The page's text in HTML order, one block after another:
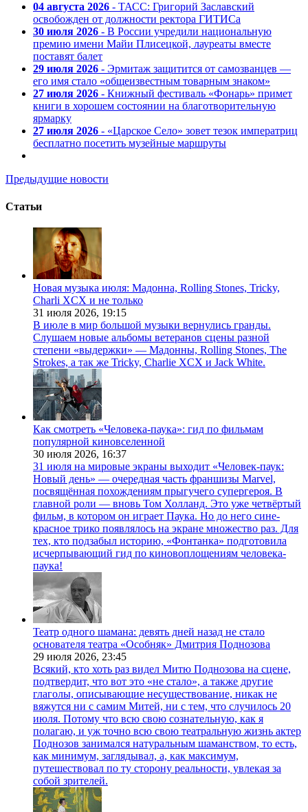
04 августа 2026 - ТАСС: Григорий Заславский
освобожден от должности ректора ГИТИСа
30 июля 2026 - В России учредили национальную
премию имени Майи Плисецкой, лауреаты вместе
поставят балет
29 июля 2026 - Эрмитаж защитится от самозванцев —
его имя стало «общеизвестным товарным знаком»
27 июля 2026 - Книжный фестиваль «Фонарь» примет
книги в хорошем состоянии на благотворительную
ярмарку
27 июля 2026 - «Царское Село» зовет тезок императриц
бесплатно посетить музейные маршруты
Предыдущие новости
Статьи
Новая музыка июля: Мадонна, Rolling Stones, Tricky,
Charli XCX и не только
31 июля 2026, 19:15
В июле в мир большой музыки вернулись гранды.
Слушаем новые альбомы ветеранов сцены разной
степени «выдержки» — Мадонны, Rolling Stones, The
Strokes, а так же Tricky, Charlie XCX и Jack White.
Как смотреть «Человека-паука»: гид по фильмам
популярной киновселенной
30 июля 2026, 16:37
31 июля на мировые экраны выходит «Человек-паук:
Новый день» — очередная часть франшизы Marvel,
посвящённая похождениям прыгучего супергероя. В
главной роли — вновь Том Холланд. Это уже четвёртый
фильм, в котором он играет Паука. Но до него сине-
красное трико появлялось на экране множество раз. Для
тех, кто подзабыл историю, «Фонтанка» подготовила
исчерпывающий гид по киновоплощениям человека-
паука!
Театр одного шамана: девять дней назад не стало
основателя театра «Особняк» Дмитрия Поднозова
29 июля 2026, 23:45
Всякий, кто хоть раз видел Митю Поднозова на сцене,
подтвердит, что вот это «не стало», а также другие
глаголы, описывающие несуществование, никак не
вяжутся ни с самим Митей, ни с тем, что случилось 20
июля. Потому что всю свою сознательную, как я
полагаю, и уж точно всю свою театральную жизнь актер
Поднозов занимался натуральным шаманством, то есть,
как минимум, заглядывал, а, как максимум,
путешествовал по ту сторону реальности, увлекая за
собой зрителей.